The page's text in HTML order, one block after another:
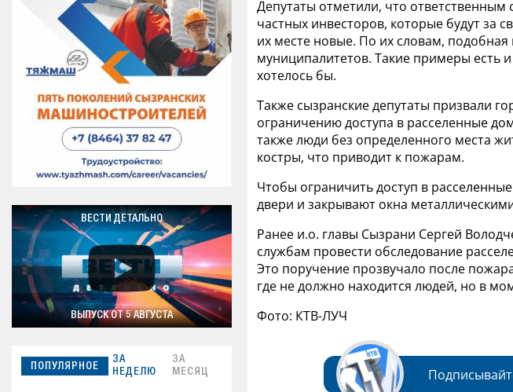
ВЕСТИ ДЕТАЛЬНО
ВЫПУСК ОТ 5 АВГУСТА
ПОПУЛЯРНОЕ
ЗА
НЕДЕЛЮ
ЗА
МЕСЯЦ
Депутаты отметили, что ответственным
частных инвесторов, которые будут за
их месте новые. По их словам, подобная
муниципалитетов. Такие примеры есть
хотелось бы.
Также сызранские депутаты призвали
ограничению доступа в расселенные
также люди без определенного места
костры, что приводит к пожарам.
Чтобы ограничить доступ в
двери и закрывают окна
Ранее и.о. главы Сызрани Сергей
службам провести обследование
Это поручение прозвучало после
где не должно находится людей, но в
Фото: КТВ-ЛУЧ